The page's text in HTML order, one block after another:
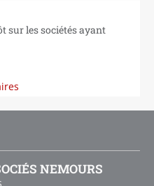
sur les sociétés ayant
NEMOURS